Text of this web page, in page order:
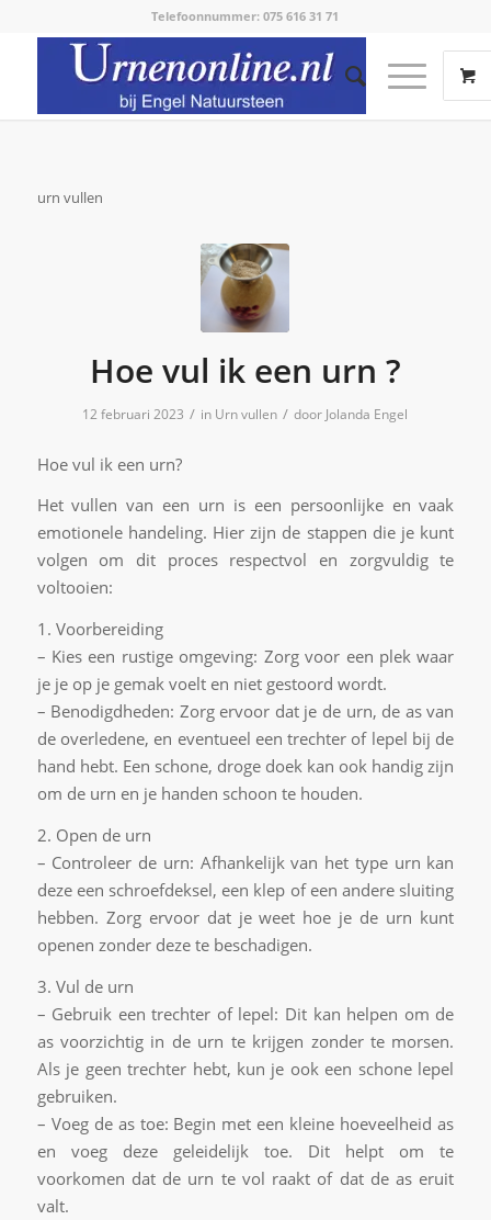
Telefoonnummer: 075 616 31 71
urn vullen
Hoe vul ik een urn ?
12 februari 2023 / in Urn vullen / door Jolanda Engel
Hoe vul ik een urn?
Het vullen van een urn is een persoonlijke en vaak
emotionele handeling. Hier zijn de stappen die je kunt
volgen om dit proces respectvol en zorgvuldig te
voltooien:
1. Voorbereiding
– Kies een rustige omgeving: Zorg voor een plek waar
je je op je gemak voelt en niet gestoord wordt.
– Benodigdheden: Zorg ervoor dat je de urn, de as van
de overledene, en eventueel een trechter of lepel bij de
hand hebt. Een schone, droge doek kan ook handig zijn
om de urn en je handen schoon te houden.
2. Open de urn
– Controleer de urn: Afhankelijk van het type urn kan
deze een schroefdeksel, een klep of een andere sluiting
hebben. Zorg ervoor dat je weet hoe je de urn kunt
openen zonder deze te beschadigen.
3. Vul de urn
– Gebruik een trechter of lepel: Dit kan helpen om de
as voorzichtig in de urn te krijgen zonder te morsen.
Als je geen trechter hebt, kun je ook een schone lepel
gebruiken.
– Voeg de as toe: Begin met een kleine hoeveelheid as
en voeg deze geleidelijk toe. Dit helpt om te
voorkomen dat de urn te vol raakt of dat de as eruit
valt.